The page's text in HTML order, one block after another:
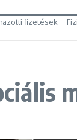
fizetések